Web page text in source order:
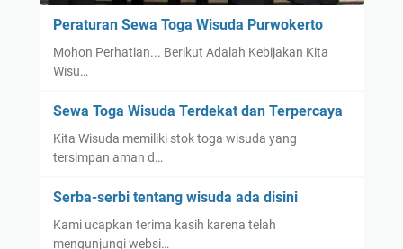
Peraturan Sewa Toga Wisuda Purwokerto
Mohon Perhatian... Berikut Adalah Kebijakan Kita
Wisu…
Sewa Toga Wisuda Terdekat dan Terpercaya
Kita Wisuda memiliki stok toga wisuda yang
tersimpan aman d…
Serba-serbi tentang wisuda ada disini
Kami ucapkan terima kasih karena telah
mengunjungi websi…